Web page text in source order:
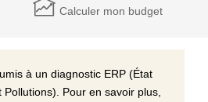
Calculer mon budget
à un diagnostic ERP (État
Pollutions). Pour en savoir plus,